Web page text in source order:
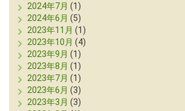
2024年7月 (1)
2024年6月 (5)
2023年11月 (1)
2023年10月 (4)
2023年9月 (1)
2023年8月 (1)
2023年7月 (1)
2023年6月 (3)
2023年3月 (3)